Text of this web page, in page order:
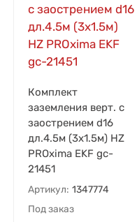
Комплект
заземления верт. с
заострением d16
дл.4.5м (3х1.5м) HZ
PROxima EKF gc-
21451
Артикул: 1347774
Под заказ